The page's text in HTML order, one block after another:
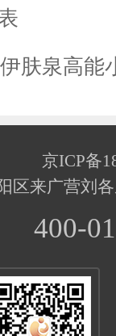
肤泉高能
京ICP备
区来广营刘
400-